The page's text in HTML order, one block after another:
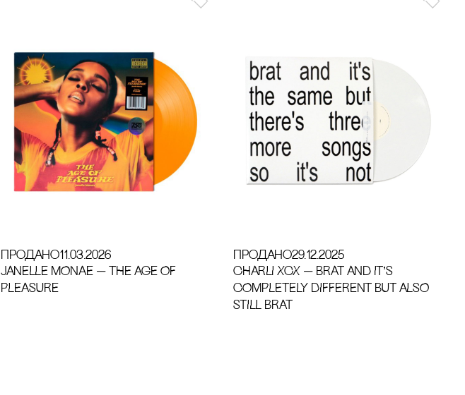
продано11.03.2026
JANELLE MONAE — THE AGE OF
PLEASURE
продано29.12.2025
CHARLI XCX — BRAT AND IT’S
COMPLETELY DIFFERENT BUT ALSO
STILL BRAT